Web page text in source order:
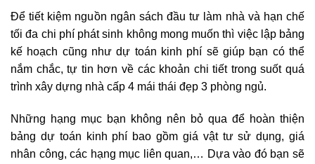
Để tiết kiệm nguồn ngân sách đầu tư làm nhà và hạn chế
tối đa chi phí phát sinh không mong muốn thì việc lập bảng
kế hoạch cũng như dự toán kinh phí sẽ giúp bạn có thể
nắm chắc, tự tin hơn về các khoản chi tiết trong suốt quá
trình xây dựng nhà cấp 4 mái thái đẹp 3 phòng ngủ.
Những hạng mục bạn không nên bỏ qua để hoàn thiện
bảng dự toán kinh phí bao gồm giá vật tư sử dụng, giá
nhân công, các hạng mục liên quan,… Dựa vào đó bạn sẽ